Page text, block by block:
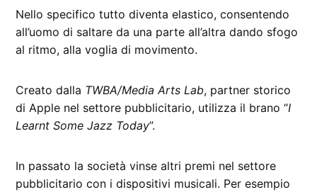
Nello specifico tutto diventa elastico, consentendo
all’uomo di saltare da una parte all’altra dando sfogo
al ritmo, alla voglia di movimento.
Creato dalla TWBA/Media Arts Lab, partner storico
di Apple nel settore pubblicitario, utilizza il brano “I
Learnt Some Jazz Today”.
In passato la società vinse altri premi nel settore
pubblicitario con i dispositivi musicali. Per esempio